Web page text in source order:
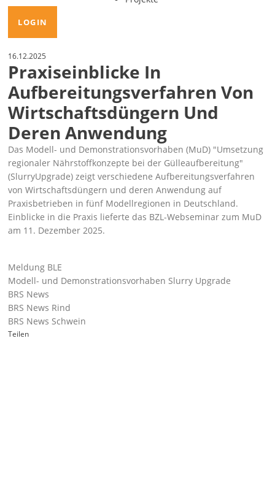
LOGIN
16.12.2025
Praxiseinblicke In
Aufbereitungsverfahren Von
Wirtschaftsdüngern Und
Deren Anwendung
Das Modell- und Demonstrationsvorhaben (MuD) Umsetzung
regionaler Nährstoffkonzepte bei der Gülleaufbereitung
(SlurryUpgrade) zeigt verschiedene Aufbereitungsverfahren
von Wirtschaftsdüngern und deren Anwendung auf
Praxisbetrieben in fünf Modellregionen in Deutschland.
Einblicke in die Praxis lieferte das BZL-Webseminar zum MuD
am 11. Dezember 2025.
Meldung BLE
Modell- und Demonstrationsvorhaben Slurry Upgrade
BRS News
BRS News Rind
BRS News Schwein
Teilen